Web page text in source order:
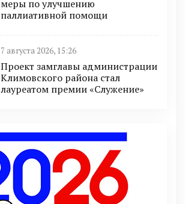
меры по улучшению
паллиативной помощи
7 августа 2026, 15:26
Проект замглавы администрации
Климовского района стал
лауреатом премии «Служение»